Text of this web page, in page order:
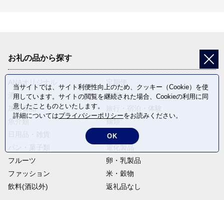
お礼の品から探す
ANAオリジナル
定期便
酒
肉類
加工食品
魚介類
麺類
野菜
電化製品
フルーツ
卵・乳製品
ファッション
米・穀物
飲料(酒以外)
返礼品なし
当サイトでは、サイト利便性向上のため、クッキー（Cookie）を使
用しています。サイトの閲覧を継続された場合、Cookieの利用に同
意したことものといたします。
詳細についてはプライバシーポリシーをお読みください。
OK